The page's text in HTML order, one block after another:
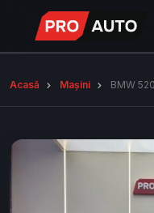
Acasă Mașini BMW